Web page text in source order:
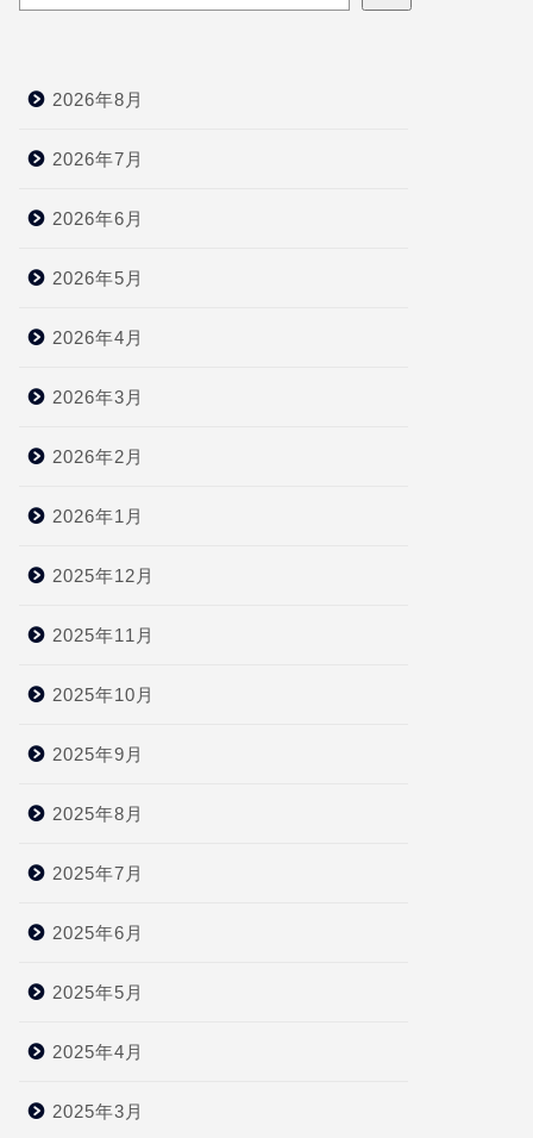
2026年8月
2026年7月
2026年6月
2026年5月
2026年4月
2026年3月
2026年2月
2026年1月
2025年12月
2025年11月
2025年10月
2025年9月
2025年8月
2025年7月
2025年6月
2025年5月
2025年4月
2025年3月